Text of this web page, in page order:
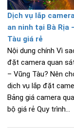
Dịch vụ lắp
an ninh tại Bà Rịa
Tàu giá rẻ
Nội dung chính Vì
đặt camera quan
– Vũng Tàu? Nên
dịch vụ lắp đặt
Bảng giá camera
bộ giá rẻ Quy trình...